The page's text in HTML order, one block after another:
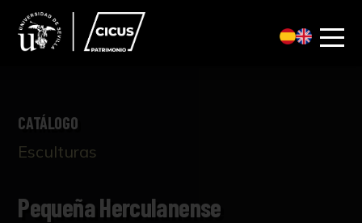
CATÁLOGO
Esculturas
Pequeña Herculanense